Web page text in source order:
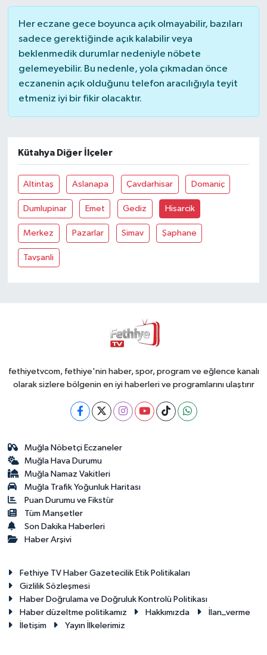
Her eczane gece boyunca açık olmayabilir, bazıları
sadece gerektiğinde açık kalabilir veya
beklenmedik durumlar nedeniyle nöbete
gelemeyebilir. Bu nedenle, yola çıkmadan önce
eczanenin açık olduğunu telefon aracılığıyla teyit
etmeniz iyi bir fikir olacaktır.
Kütahya Diğer İlçeler
Altintaş Aslanapa Çavdarhisar Domaniç
Dumlupinar Emet Gediz Hisarcik
Merkez Pazarlar Simav Şaphane
Tavşanli
fethiyetvcom, fethiye'nin haber, spor, program ve eğlence kanalı
olarak sizlere bölgenin en iyi haberleri ve programlarını ulaştırır
Muğla Nöbetçi Eczaneler
Muğla Hava Durumu
Muğla Namaz Vakitleri
Muğla Trafik Yoğunluk Haritası
Puan Durumu ve Fikstür
Tüm Manşetler
Son Dakika Haberleri
Haber Arşivi
Fethiye TV Haber Gazetecilik Etik Politikaları
Gizlilik Sözleşmesi
Haber Doğrulama ve Doğruluk Kontrolü Politikası
Haber düzeltme politikamız
Hakkımızda
İlan_verme
İletişim
Yayın İlkelerimiz